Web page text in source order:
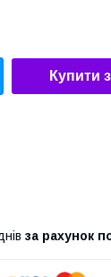
Купити з
за рахунок